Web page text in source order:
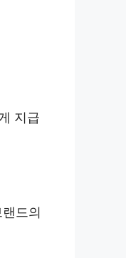
지급
드의